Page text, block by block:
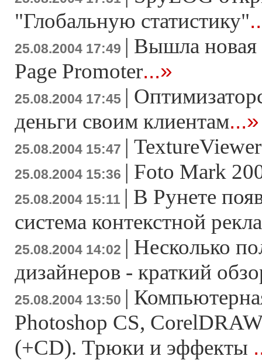
"Глобальную статистику"
25.08.2004 17:49 | Вышла новая
Page Promoter...»
25.08.2004 17:45 |
деньги своим клиентам...»
25.08.2004 15:47 |
25.08.2004 15:36 | Foto Mark
25.08.2004 15:11 | В Рунете
система контекстной
25.08.2004 14:02 | Несколько
дизайнеров - краткий
25.08.2004 13:50 |
Photoshop CS,
(+CD). Трюки и эффекты